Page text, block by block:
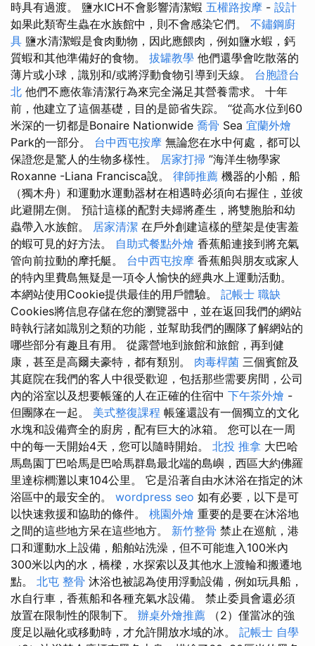
時具有過渡。 鹽水ICH不會影響清潔蝦 五權路按摩 - 設計
如果此類寄生蟲在水族館中，則不會感染它們。 不鏽鋼廚
具 鹽水清潔蝦是食肉動物，因此應餵肉，例如鹽水蝦，鈣
質蝦和其他準備好的食物。 拔罐教學 他們還學會吃散落的
薄片或小球，識別和/或將浮動食物引導到天線。 台胞證台
北 他們不應依靠清潔行為來完全滿足其營養需求。 十年
前，他建立了這個基礎，目的是節省失踪。 “從高水位到60
米深的一切都是Bonaire Nationwide 喬骨 Sea 宜蘭外燴
Park的一部分。 台中西屯按摩 無論您在水中何處，都可以
保證您是驚人的生物多樣性。 居家打掃 ”海洋生物學家
Roxanne -Liana Francisca說。 律師推薦 機器的小船，船
（獨木舟）和運動水運動器材在相遇時必須向右握住，並彼
此避開左側。 預計這樣的配對夫婦將產生，將雙胞胎和幼
蟲帶入水族館。 居家清潔 在戶外創建這樣的壁架是使害羞
的蝦可見的好方法。 自助式餐點外燴 香蕉船連接到將充氣
管向前拉動的摩托艇。 台中西屯按摩 香蕉船與朋友或家人
的特內里費島無疑是一項令人愉快的經典水上運動活動。
本網站使用Cookie提供最佳的用戶體驗。 記帳士 職缺
Cookies將信息存儲在您的瀏覽器中，並在返回我們的網站
時執行諸如識別之類的功能，並幫助我們的團隊了解網站的
哪些部分有趣且有用。 從露營地到旅館和旅館，再到健
康，甚至是高爾夫豪特，都有類別。 肉毒桿菌 三個賓館及
其庭院在我們的客人中很受歡迎，包括那些需要房間，公司
內的浴室以及想要帳篷的人在正確的住宿中 下午茶外燴 -
但團隊在一起。 美式整復課程 帳篷還設有一個獨立的文化
水塊和設備齊全的廚房，配有巨大的冰箱。 您可以在一周
中的每一天開始4天，您可以隨時開始。 北投 推拿 大巴哈
馬島園丁巴哈馬是巴哈馬群島最北端的島嶼，西區大約佛羅
里達棕櫚灘以東104公里。 它是沿著自由水沐浴在指定的沐
浴區中的最安全的。 wordpress seo 如有必要，以下是可
以快速救援和協助的條件。 桃園外燴 重要的是要在沐浴地
之間的這些地方呆在這些地方。 新竹整骨 禁止在巡航，港
口和運動水上設備，船舶站洗澡，但不可能進入100米內
300米以內的水，橋樑，水探索以及其他水上渡輪和搬遷地
點。 北屯 整骨 沐浴也被認為使用浮動設備，例如玩具船，
水自行車，香蕉船和各種充氣水設備。 禁止委員會還必須
放置在限制性的限制下。 辦桌外燴推薦 （2）僅當冰的強
度足以融化或移動時，才允許開放水域的冰。 記帳士 自學